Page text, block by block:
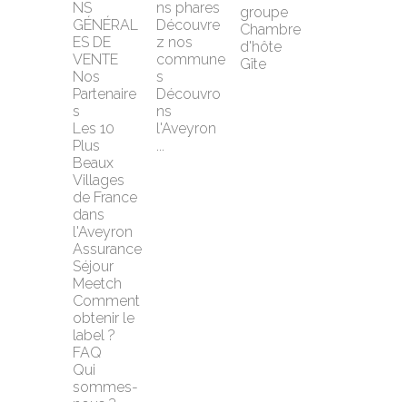
NS
GÉNÉRAL
ES DE
VENTE
Nos
Partenaire
s
Les 10
Plus
Beaux
Villages
de France
dans
l'Aveyron
Assurance
Séjour
Meetch
Comment
obtenir le
label ?
FAQ
Qui
sommes-
ns phares
Découvre
z nos
commune
s
Découvro
ns
l'Aveyron
...
groupe
Chambre
d'hôte
Gîte